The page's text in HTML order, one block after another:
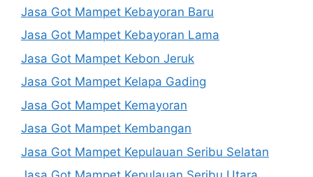
Jasa Got Mampet Kebayoran Baru
Jasa Got Mampet Kebayoran Lama
Jasa Got Mampet Kebon Jeruk
Jasa Got Mampet Kelapa Gading
Jasa Got Mampet Kemayoran
Jasa Got Mampet Kembangan
Jasa Got Mampet Kepulauan Seribu Selatan